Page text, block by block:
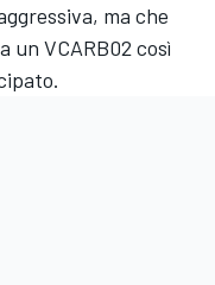
ma che
un VCARB02 così